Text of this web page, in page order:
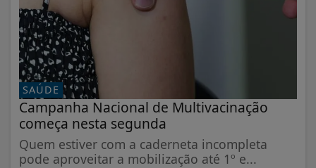
SAÚDE
Campanha Nacional de Multivacinação
começa nesta segunda
Quem estiver com a caderneta incompleta
pode aproveitar a mobilização até 1º e...